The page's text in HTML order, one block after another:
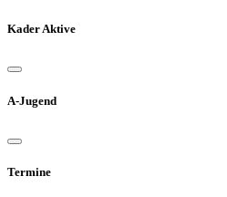
Kader Aktive
A-Jugend
Termine